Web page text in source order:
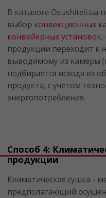
В каталоге Osushiteli.ua
выбор конвекционных
конвейерных установок,
продукции переходит к
выводимому из камеры
подбирается исходя из
продукта, с учетом
энергопотребления.
Способ 4:
продукции
Климатическая сушка -
предполагающий